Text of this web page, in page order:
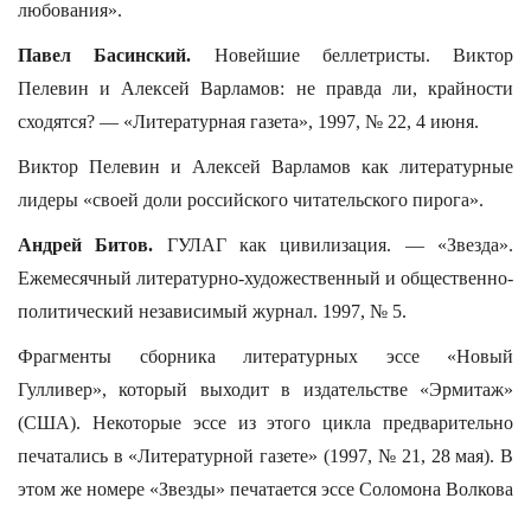
любования».
Павел Басинский. Новейшие беллетристы. Виктор
Пелевин и Алексей Варламов: не правда ли, крайности
сходятся? — «Литературная газета», 1997, № 22, 4 июня.
Виктор Пелевин и Алексей Варламов как литературные
лидеры «своей доли российского читательского пирога».
Андрей Битов. ГУЛАГ как цивилизация. — «Звезда».
Ежемесячный литературно-художественный и общественно-
политический независимый журнал. 1997, № 5.
Фрагменты сборника литературных эссе «Новый
Гулливер», который выходит в издательстве «Эрмитаж»
(США). Некоторые эссе из этого цикла предварительно
печатались в «Литературной газете» (1997, № 21, 28 мая). В
этом же номере «Звезды» печатается эссе Соломона Волкова